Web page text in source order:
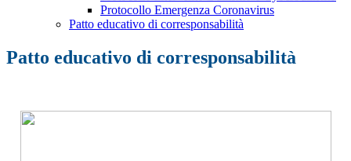
Protocollo Emergenza Coronavirus
Patto educativo di corresponsabilità
Patto educativo di corresponsabilità